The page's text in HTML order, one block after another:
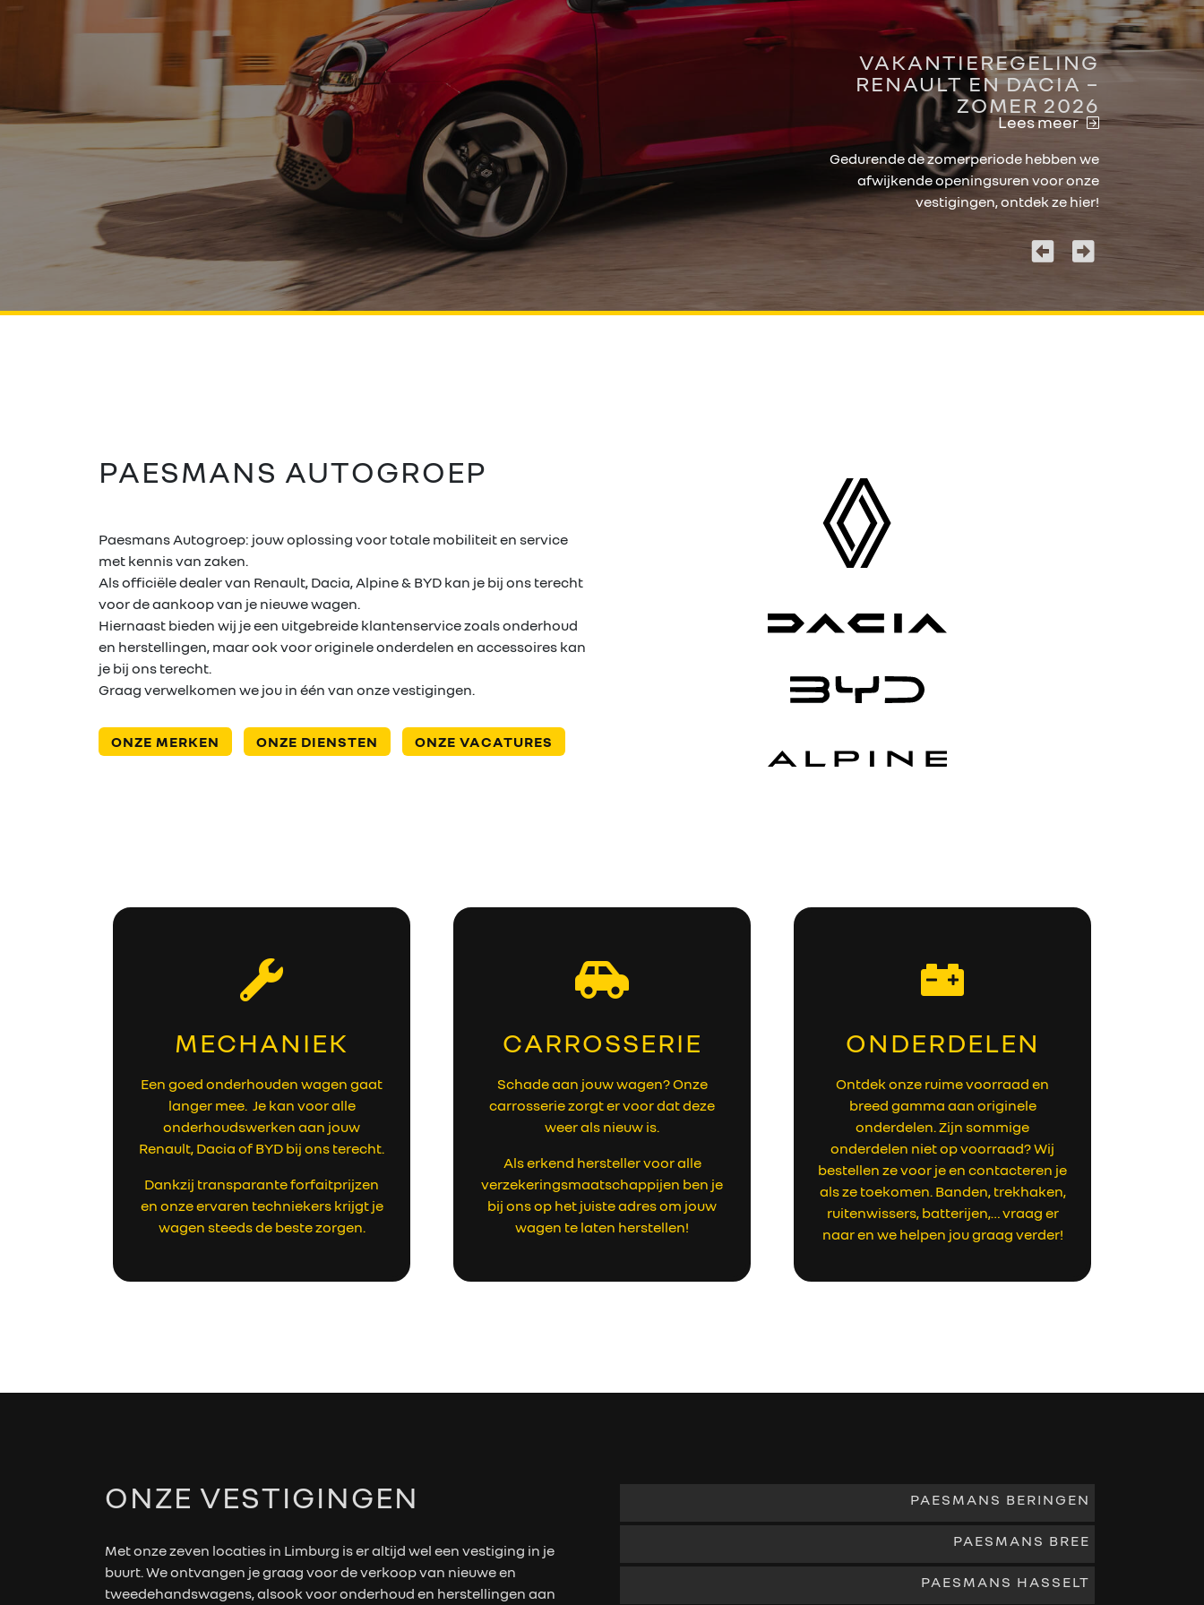
VERKOOP
RENAULT PRO+
NAVERKOOP
VAKANTIEREGELING
RENAULT EN DACIA –
ZOMER 2026
Lees meer
Gedurende de zomerperiode hebben we
afwijkende openingsuren voor onze
vestigingen, ontdek ze hier!
PAESMANS AUTOGROEP
Paesmans Autogroep: jouw oplossing voor totale mobiliteit en service
met kennis van zaken.
Als officiële dealer van Renault, Dacia, Alpine & BYD kan je bij ons terecht
voor de aankoop van je nieuwe wagen.
Hiernaast bieden wij je een uitgebreide klantenservice zoals onderhoud
en herstellingen, maar ook voor originele onderdelen en accessoires kan
je bij ons terecht.
Graag verwelkomen we jou in één van onze vestigingen.
ONZE MERKEN ONZE DIENSTEN ONZE VACATURES
MECHANIEK
Een goed onderhouden wagen gaat
langer mee. Je kan voor alle
onderhoudswerken aan jouw
Renault, Dacia of BYD bij ons terecht.
Dankzij transparante forfaitprijzen
en onze ervaren techniekers krijgt je
wagen steeds de beste zorgen.
CARROSSERIE
Schade aan jouw wagen? Onze
carrosserie zorgt er voor dat deze
weer als nieuw is.
Als erkend hersteller voor alle
verzekeringsmaatschappijen ben je
bij ons op het juiste adres om jouw
wagen te laten herstellen!
ONDERDELEN
Ontdek onze ruime voorraad en
breed gamma aan originele
onderdelen. Zijn sommige
onderdelen niet op voorraad? Wij
bestellen ze voor je en contacteren je
als ze toekomen. Banden, trekhaken,
ruitenwissers, batterijen,… vraag er
naar en we helpen jou graag verder!
ONZE VESTIGINGEN
Met onze zeven locaties in Limburg is er altijd wel een vestiging in je
buurt. We ontvangen je graag voor de verkoop van nieuwe en
tweedehandswagens, alsook voor onderhoud en herstellingen aan
PAESMANS BERINGEN
PAESMANS BREE
PAESMANS HASSELT